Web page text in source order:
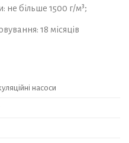
не більше 1500 г/м³;
18 місяців
насоси